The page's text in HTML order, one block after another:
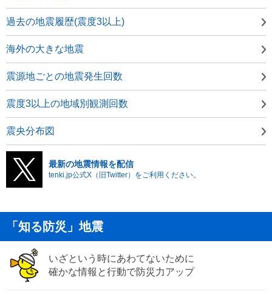
過去の地震履歴(震度3以上)
海外の大きな地震
震源地ごとの地震発生回数
震度3以上の地域別観測回数
震央分布図
最新の地震情報を配信
tenki.jp公式X（旧Twitter）をご利用ください。
「知る防災」地震
いざという時にあわてないために
確かな情報と行動で防災力アップ